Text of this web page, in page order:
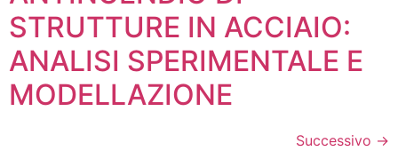
STRUTTURE IN ACCIAIO:
ANALISI SPERIMENTALE E
MODELLAZIONE
Successivo →